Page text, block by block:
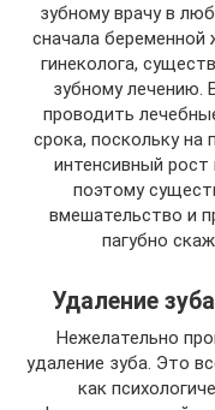
зубному врачу в
сначала
гинеколога,
зубному лечению.
проводить
срока, поскольку на
интенсивный рост
поэтому
вмешательство и
пагубно
Удаление
Нежелательно
удаление зуба. Это
как